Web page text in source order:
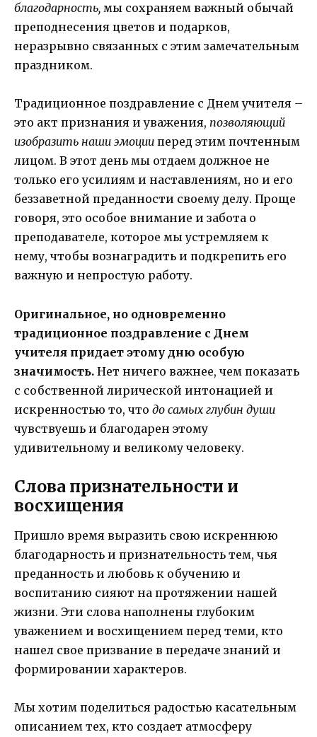
благодарность, мы сохраняем важный обычай
преподнесения цветов и подарков,
неразрывно связанных с этим замечательным
праздником.
Традиционное поздравление с Днем учителя –
это акт признания и уважения, позволяющий
изобразить наши эмоции перед этим почтенным
лицом. В этот день мы отдаем должное не
только его усилиям и наставлениям, но и его
беззаветной преданности своему делу. Проще
говоря, это особое внимание и забота о
преподавателе, которое мы устремляем к
нему, чтобы вознаградить и подкрепить его
важную и непростую работу.
Оригинальное, но одновременно
традиционное поздравление с Днем
учителя придает этому дню особую
значимость. Нет ничего важнее, чем показать
с собственной лирической интонацией и
искренностью то, что до самых глубин души
чувствуешь и благодарен этому
удивительному и великому человеку.
Слова признательности и
восхищения
Пришло время выразить свою искреннюю
благодарность и признательность тем, чья
преданность и любовь к обучению и
воспитанию сияют на протяжении нашей
жизни. Эти слова наполнены глубоким
уважением и восхищением перед теми, кто
нашел свое призвание в передаче знаний и
формировании характеров.
Мы хотим поделиться радостью касательным
описанием тех, кто создает атмосферу